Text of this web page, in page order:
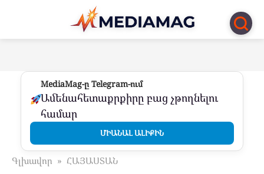
Перейти
контенту
MediaMag-ը Telegram-ում
Ամենահետաքրքիրը բաց չթողնելու
համար
ՄԻԱՆԱԼ ԱԼԻՔԻՆ
Գլխավոր » ՀԱՅԱՍՏԱՆ